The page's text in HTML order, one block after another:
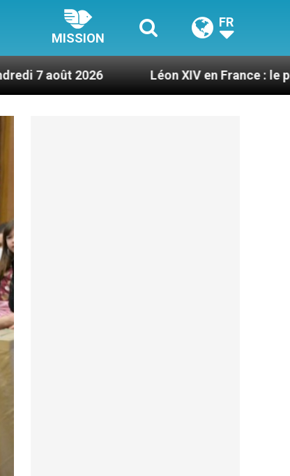
MISSION
FR
Léon XIV en France : le programme